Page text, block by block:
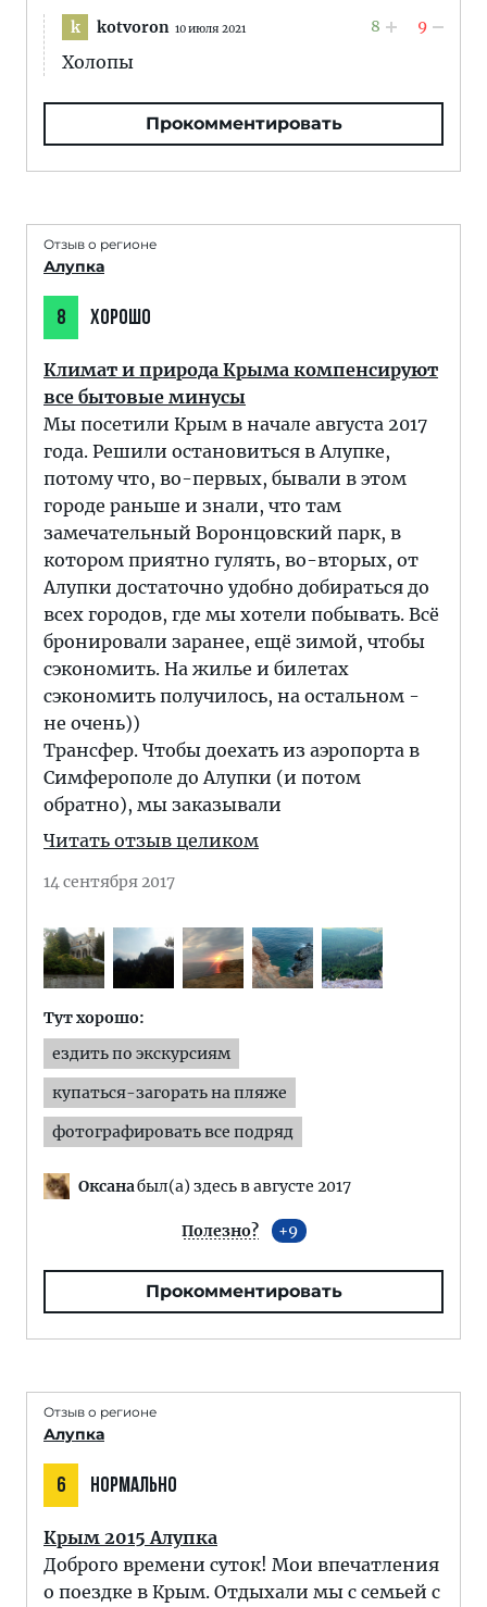
k kotvoron 10 июля 2021 8 9
Холопы
Прокомментировать
Отзыв о регионе
Алупка
8 ХОРОШО
Климат и природа Крыма компенсируют
все бытовые минусы
Мы посетили Крым в начале августа 2017
года. Решили остановиться в Алупке,
потому что, во-первых, бывали в этом
городе раньше и знали, что там
замечательный Воронцовский парк, в
котором приятно гулять, во-вторых, от
Алупки достаточно удобно добираться до
всех городов, где мы хотели побывать. Всё
бронировали заранее, ещё зимой, чтобы
сэкономить. На жилье и билетах
сэкономить получилось, на остальном -
не очень))
Трансфер. Чтобы доехать из аэропорта в
Симферополе до Алупки (и потом
обратно), мы заказывали
Читать отзыв целиком
14 сентября 2017
Тут хорошо:
ездить по экскурсиям
купаться-загорать на пляже
фотографировать все подряд
Оксанабыл(а) здесь в августе 2017
Полезно? 9
Прокомментировать
Отзыв о регионе
Алупка
6 НОРМАЛЬНО
Крым 2015 Алупка
Доброго времени суток! Мои впечатления
о поездке в Крым. Отдыхали мы с семьей с